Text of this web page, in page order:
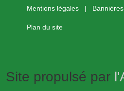
Mentions légales
Plan du site
Site propulsé par